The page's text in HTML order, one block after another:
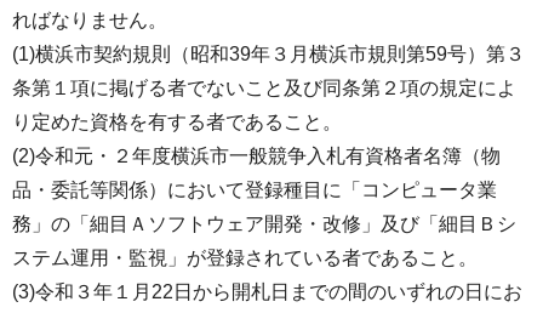
ればなりません。
(1)横浜市契約規則（昭和39年３月横浜市規則第59号）第３
条第１項に掲げる者でないこと及び同条第２項の規定によ
り定めた資格を有する者であること。
(2)令和元・２年度横浜市一般競争入札有資格者名簿（物
品・委託等関係）において登録種目に「コンピュータ業
務」の「細目Ａソフトウェア開発・改修」及び「細目Ｂシ
ステム運用・監視」が登録されている者であること。
(3)令和３年１月22日から開札日までの間のいずれの日にお